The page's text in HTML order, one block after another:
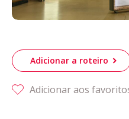
Adicionar a roteiro
Adicionar aos